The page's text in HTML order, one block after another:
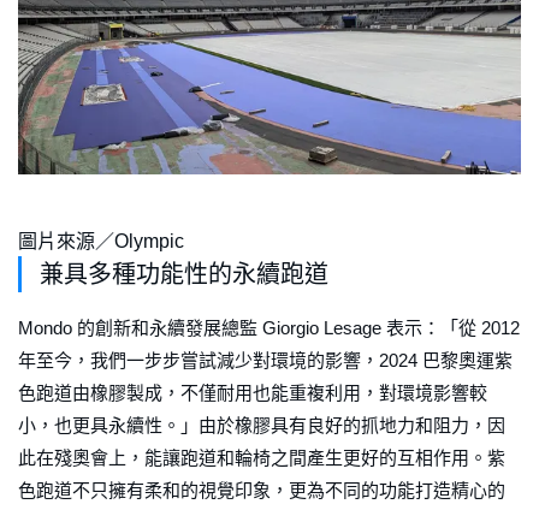
圖片來源／Olympic
兼具多種功能性的永續跑道
Mondo 的創新和永續發展總監 Giorgio Lesage 表示：「從 2012
年至今，我們一步步嘗試減少對環境的影響，2024 巴黎奧運紫
色跑道由橡膠製成，不僅耐用也能重複利用，對環境影響較
小，也更具永續性。」由於橡膠具有良好的抓地力和阻力，因
此在殘奧會上，能讓跑道和輪椅之間產生更好的互相作用。紫
色跑道不只擁有柔和的視覺印象，更為不同的功能打造精心的